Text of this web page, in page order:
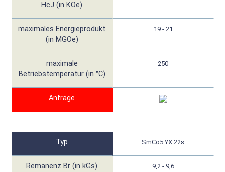
HcJ (in KOe)
maximales Energieprodukt
(in MGOe)
19 - 21
maximale
Betriebstemperatur (in °C)
250
Anfrage
Typ SmCo5 YX 22s
Remanenz Br (in kGs) 9,2 - 9,6